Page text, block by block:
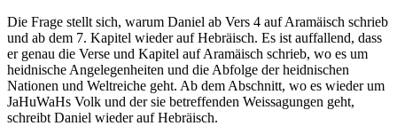
Die Frage stellt sich, warum Daniel ab Vers 4 auf Aramäisch schrieb
und ab dem 7. Kapitel wieder auf Hebräisch. Es ist auffallend, dass
er genau die Verse und Kapitel auf Aramäisch schrieb, wo es um
heidnische Angelegenheiten und die Abfolge der heidnischen
Nationen und Weltreiche geht. Ab dem Abschnitt, wo es wieder um
JaHuWaHs Volk und der sie betreffenden Weissagungen geht,
schreibt Daniel wieder auf Hebräisch.